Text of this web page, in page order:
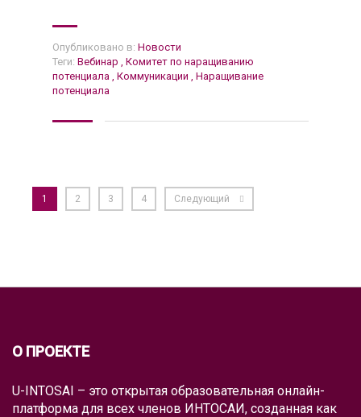
Опубликовано в: Новости
Теги: Вебинар
Комитет по наращиванию
потенциала
Коммуникации
Наращивание
потенциала
1 2 3 4 Следующий
О ПРОЕКТЕ
U-INTOSAI – это открытая образовательная онлайн-
платформа для всех членов ИНТОСАИ, созданная как